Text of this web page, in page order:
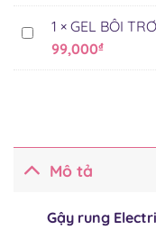
ELECTRIC
SHOCK
BEADS
20
ĐA
GEL
TRƠN
1 × GEL BÔI
Giá
gốc
99,000₫Giá
hiện
Mô tả
Gậy rung